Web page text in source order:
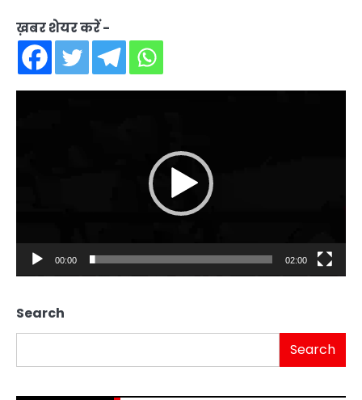
ख़बर शेयर करें -
00:00 02:00
Search
Search